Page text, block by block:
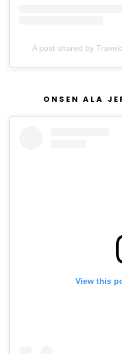
A post shared by
ONSEN ALA
View this